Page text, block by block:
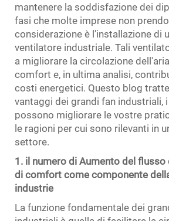
mantenere la soddisfazione dei
fasi che molte imprese non
considerazione è l'installazione di
ventilatore industriale. Tali
a migliorare la circolazione
comfort e, in ultima analisi,
costi energetici. Questo blog
vantaggi dei grandi fan industriali,
possono migliorare le vostre
le ragioni per cui sono rilevanti in
settore.
1. il numero di Aumento del flusso
di comfort come componente
industrie
La funzione fondamentale dei